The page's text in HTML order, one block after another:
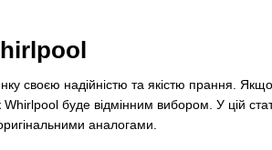
своєю надійністю та якістю прання.
буде відмінним вибором. У цій
аналогами.